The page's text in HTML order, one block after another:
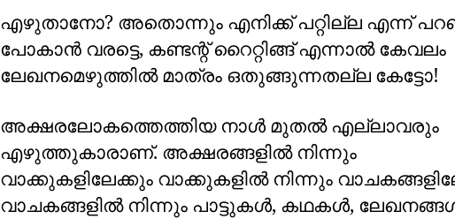
എഴുതാനോ? അതൊന്നും എനിക്ക് പറ്റില്ല എന്ന്
പോകാൻ വരട്ടെ, കണ്ടന്റ് റൈറ്റിങ്ങ് എന്നാല്‍ കേവലം
ലേഖനമെഴുത്തില്‍ മാത്രം ഒതുങ്ങുന്നതല്ല കേട്ടോ!
അക്ഷരലോകത്തെത്തിയ നാൾ മുതൽ എല്ലാവരും
എഴുത്തുകാരാണ്. അക്ഷരങ്ങളിൽ നിന്നും
വാക്കുകളിലേക്കും വാക്കുകളിൽ നിന്നും
വാചകങ്ങളിൽ നിന്നും പാട്ടുകൾ, കഥകൾ,